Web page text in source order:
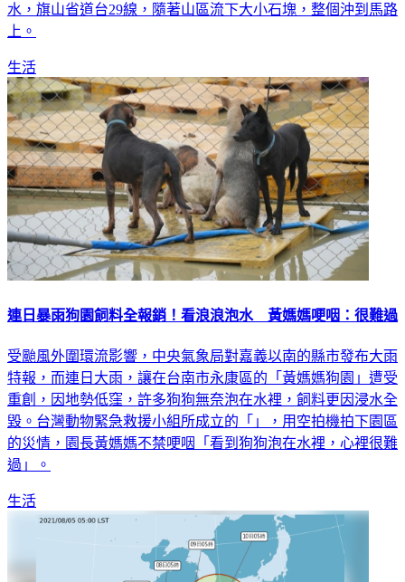
水，旗山省道台29線，隨著山區流下大小石塊，整個沖到馬路
上。
生活
連日暴雨狗園飼料全報銷！看浪浪泡水 黃媽媽哽咽：很難過
受颱風外圍環流影響，中央氣象局對嘉義以南的縣市發布大雨
特報，而連日大雨，讓在台南市永康區的「黃媽媽狗園」遭受
重創，因地勢低窪，許多狗狗無奈泡在水裡，飼料更因浸水全
毀。台灣動物緊急救援小組所成立的「」，用空拍機拍下園區
的災情，園長黃媽媽不禁哽咽「看到狗狗泡在水裡，心裡很難
過」。
生活